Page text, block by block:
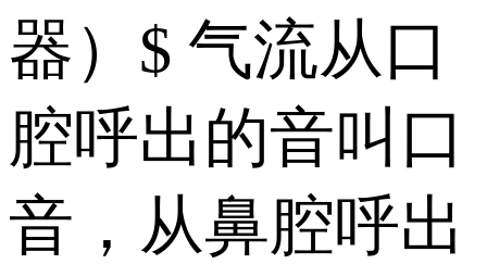
器）$ 气流从口
腔呼出的音叫口
音，从鼻腔呼出